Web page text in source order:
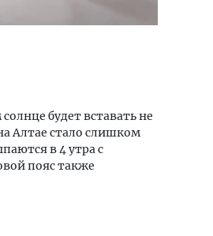
будет вставать не
Алтае стало слишком
в 4 утра с
пояс также
СТРОИТЕЛЬСТВО